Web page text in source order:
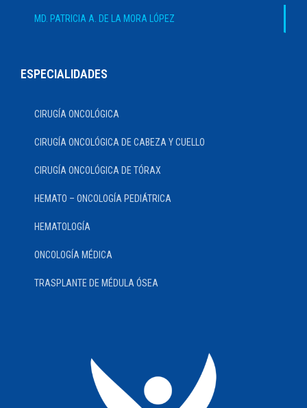
MD. PATRICIA A. DE LA MORA LÓPEZ
ESPECIALIDADES
CIRUGÍA ONCOLÓGICA
CIRUGÍA ONCOLÓGICA DE CABEZA Y CUELLO
CIRUGÍA ONCOLÓGICA DE TÓRAX
HEMATO – ONCOLOGÍA PEDIÁTRICA
HEMATOLOGÍA
ONCOLOGÍA MÉDICA
TRASPLANTE DE MÉDULA ÓSEA